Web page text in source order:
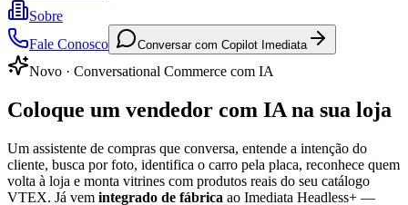
Sobre
Fale Conosco
Conversar com Copilot Imediata
Novo · Conversational Commerce com IA
Coloque um vendedor com IA na sua loja
Um assistente de compras que conversa, entende a intenção do
cliente, busca por foto, identifica o carro pela placa, reconhece quem
volta à loja e monta vitrines com produtos reais do seu catálogo
VTEX. Já vem integrado de fábrica ao Imediata Headless+ —